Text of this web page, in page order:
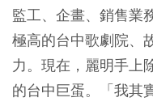
監工、企畫、銷售業
極高的台中歌劇院、
力。現在，麗明手上
的台中巨蛋。「我其